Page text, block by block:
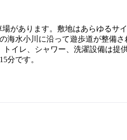
があります。敷地はあらゆるサ
海水小川に沿って遊歩道が整備
イレ、シャワー、洗濯設備は提
分です。